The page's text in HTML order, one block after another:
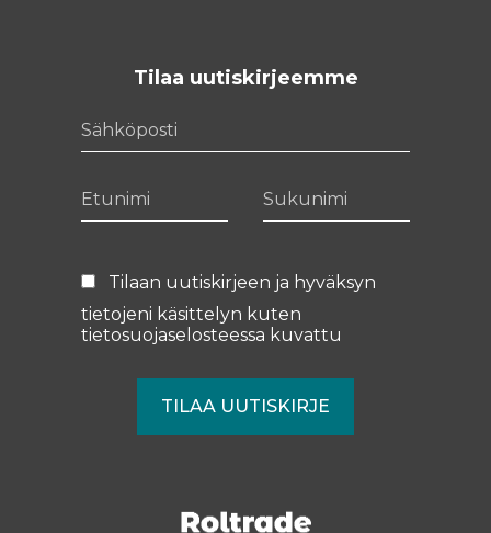
Tilaa uutiskirjeemme
Tilaan uutiskirjeen ja hyväksyn
tietojeni käsittelyn kuten
tietosuojaselosteessa kuvattu